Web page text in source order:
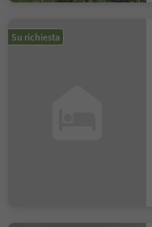
Su richiesta